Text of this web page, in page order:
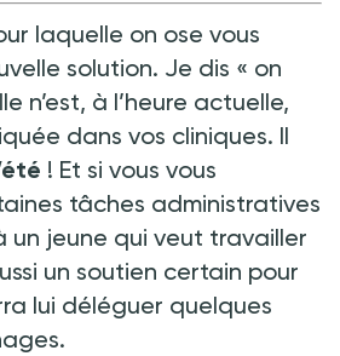
laquelle on ose vous
solution. Je dis « on
n’est, à l’heure actuelle,
dans vos cliniques. Il
! Et si vous vous
tâches administratives
un jeune qui veut travailler
un soutien certain pour
lui déléguer quelques